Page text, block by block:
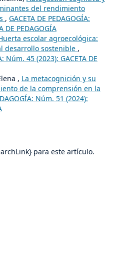
del rendimiento
, GACETA DE PEDAGOGÍA:
DE PEDAGOGÍA
escolar agroecológica:
desarrollo sostenible ,
Núm. 45 (2023): GACETA DE
, La metacognición y su
de la comprensión en la
Núm. 51 (2024):
para este artículo.